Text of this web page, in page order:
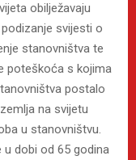
obilježavaju
svijesti o
stanovništva te
poteškoća s kojima
postalo
na svijetu
u stanovništvu.
dobi od 65 godina